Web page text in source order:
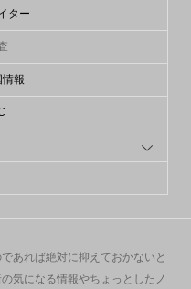
ター
報
あれば絶対に抑えておかないと
気になる情報やちょっとしたノ